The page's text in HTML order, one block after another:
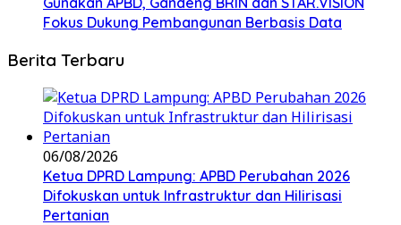
Fokus Dukung Pembangunan Berbasis Data
Berita Terbaru
06/08/2026
Ketua DPRD Lampung: APBD Perubahan 2026
Difokuskan untuk Infrastruktur dan Hilirisasi
Pertanian